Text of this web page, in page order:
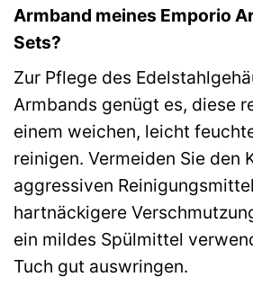
Armband meines Emporio
Sets?
Zur Pflege des
Armbands genügt es, diese
einem weichen, leicht
reinigen. Vermeiden Sie den
aggressiven
hartnäckigere
ein mildes Spülmittel
Tuch gut auswringen.